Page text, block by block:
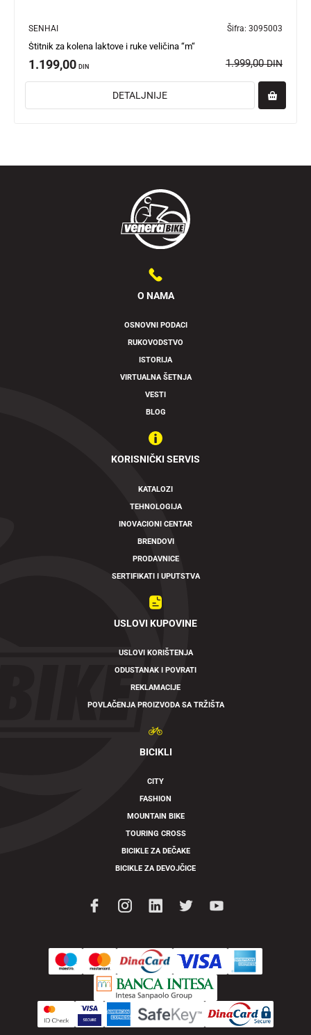
SENHAI Šifra: 3095003
Štitnik za kolena laktove i ruke veličina “m“
1.199,00 DIN 1.999,00DIN
DETALJNIJE
O NAMA
OSNOVNI PODACI
RUKOVODSTVO
ISTORIJA
VIRTUALNA ŠETNJA
VESTI
BLOG
KORISNIČKI SERVIS
KATALOZI
TEHNOLOGIJA
INOVACIONI CENTAR
BRENDOVI
PRODAVNICE
SERTIFIKATI I UPUTSTVA
USLOVI KUPOVINE
USLOVI KORIŠTENJA
ODUSTANAK I POVRATI
REKLAMACIJE
POVLAČENJA PROIZVODA SA TRŽIŠTA
BICIKLI
CITY
FASHION
MOUNTAIN BIKE
TOURING CROSS
BICIKLE ZA DEČAKE
BICIKLE ZA DEVOJČICE